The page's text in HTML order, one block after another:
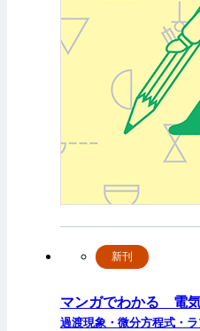
マンガでわかる 電
過渡現象・微分方程式・
新刊